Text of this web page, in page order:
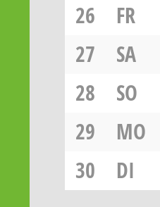
26
FR
27
SA
28
SO
29
MO
30
DI